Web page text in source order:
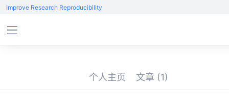
Improve Research Reproducibility
个人主页 文章 (1)